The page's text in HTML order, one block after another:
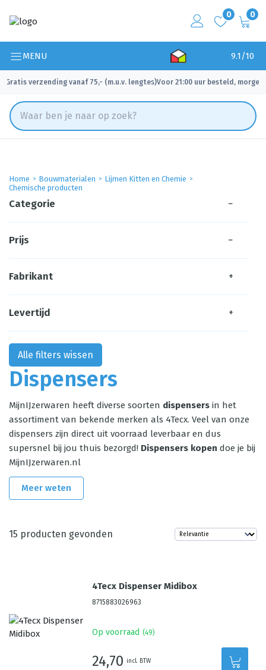
0 0
MENU 9.1/10
Gratis verzending vanaf 75,- (m.u.v. lengtes)
✓ Voor 21:00 uur besteld, morgen
Home Bouwmaterialen
Lijmen Kitten en Chemie
Chemische producten
Dispensers
MijnIJzerwaren heeft diverse soorten dispensers in het
assortiment van bekende merken als 4Tecx. Veel van onze
dispensers zijn direct uit voorraad leverbaar en dus
supersnel bij jou thuis bezorgd! Dispensers kopen doe je bij
MijnIJzerwaren.nl
Meer weten
15 producten gevonden
4Tecx Dispenser Midibox
8715883026963
Op voorraad (49)
24,70 incl. BTW
Categorie −
Prijs −
Fabrikant +
Levertijd +
Alle filters wissen